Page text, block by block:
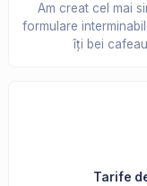
Am creat cel mai
formulare
îți bei
Tarife